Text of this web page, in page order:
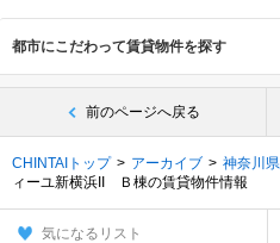
都市にこだわって賃貸物件を探す
前のページへ戻る
CHINTAIトップ アーカイブ 神奈川県
ィーユ新横浜II Ｂ棟の賃貸物件情報
気になるリスト